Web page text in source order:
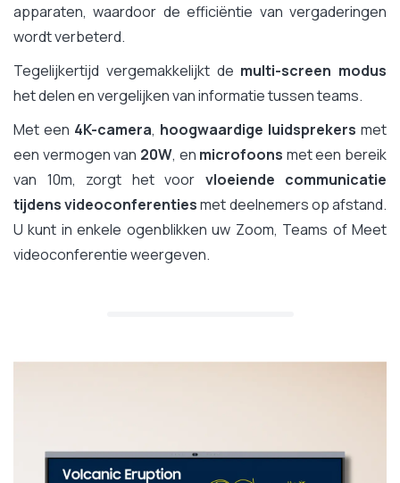
apparaten, waardoor de efficiëntie van vergaderingen
wordt verbeterd.
Tegelijkertijd vergemakkelijkt de multi-screen modus
het delen en vergelijken van informatie tussen teams.
Met een 4K-camera, hoogwaardige luidsprekers met
een vermogen van 20W, en microfoons met een bereik
van 10m, zorgt het voor vloeiende communicatie
tijdens videoconferentiesmet deelnemers op afstand.
U kunt in enkele ogenblikken uw Zoom, Teams of Meet
videoconferentie weergeven.